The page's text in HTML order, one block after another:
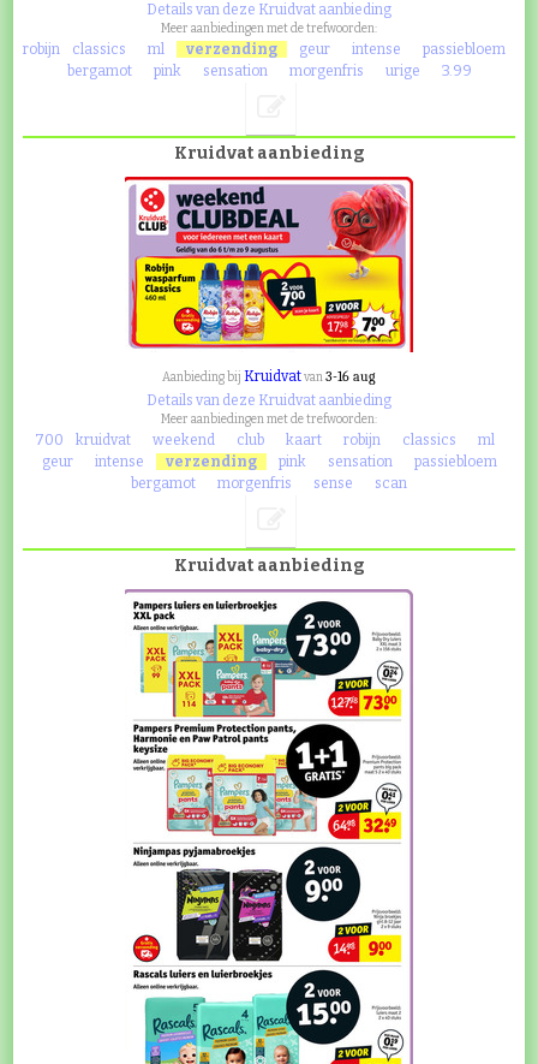
Details van deze Kruidvat aanbieding
Meer aanbiedingen met de trefwoorden:
robijn classics ml verzending geur intense
passiebloem
bergamot
pink sensation morgenfris urige 3.99
Kruidvat aanbieding
Aanbieding bij Kruidvatvan3-16 aug
Details van deze Kruidvat aanbieding
Meer aanbiedingen met de trefwoorden:
700 kruidvat weekend club kaart robijn classics
ml
geur
intense verzending pink sensation
passiebloem
bergamot
morgenfris sense scan
Kruidvat aanbieding